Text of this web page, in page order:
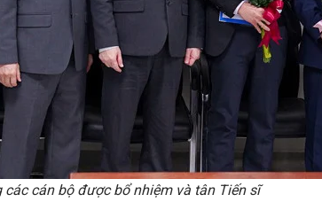
các cán bộ được bổ nhiệm và tân Tiến sĩ